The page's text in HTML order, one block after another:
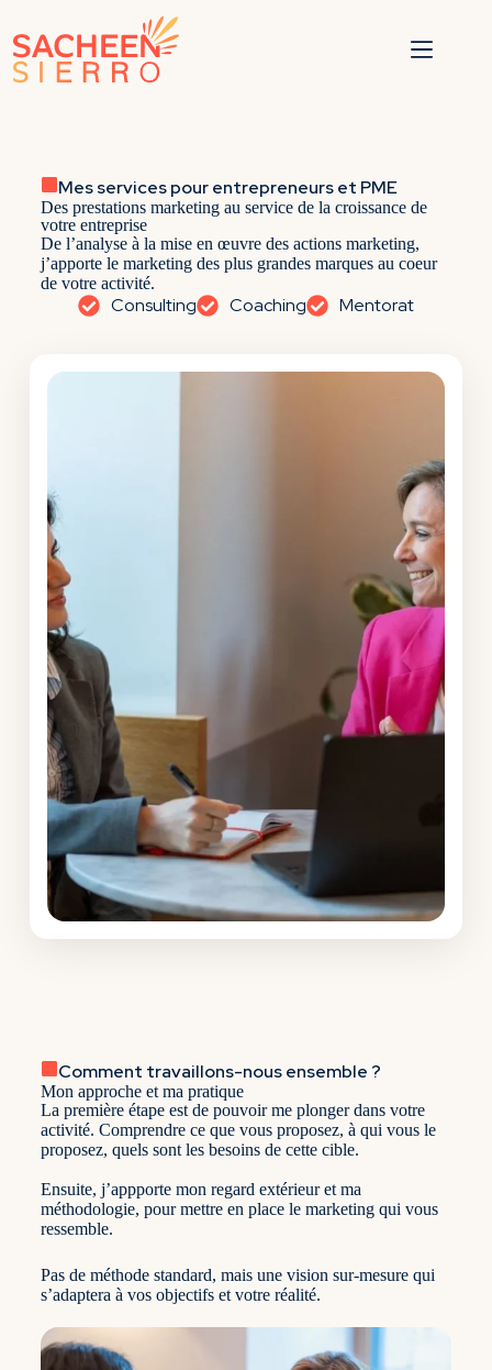
Mes services pour entrepreneurs et PME
Des prestations marketing au service de la croissance de
votre entreprise
De l’analyse à la mise en œuvre des actions marketing,
j’apporte le marketing des plus grandes marques au coeur
de votre activité.
Consulting Coaching Mentorat
Comment travaillons-nous ensemble ?
Mon approche et ma pratique
La première étape est de pouvoir me plonger dans votre
activité. Comprendre ce que vous proposez, à qui vous le
proposez, quels sont les besoins de cette cible.
Ensuite, j’appporte mon regard extérieur et ma
méthodologie, pour mettre en place le marketing qui vous
ressemble.
Pas de méthode standard, mais une vision sur-mesure qui
s’adaptera à vos objectifs et votre réalité.